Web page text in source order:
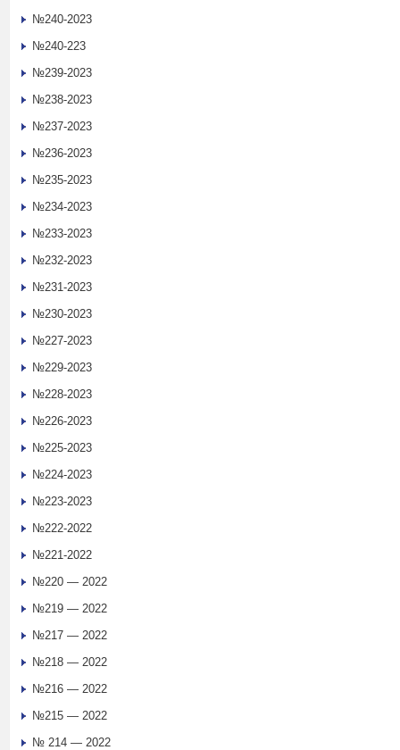
№240-2023
№240-223
№239-2023
№238-2023
№237-2023
№236-2023
№235-2023
№234-2023
№233-2023
№232-2023
№231-2023
№230-2023
№227-2023
№229-2023
№228-2023
№226-2023
№225-2023
№224-2023
№223-2023
№222-2022
№221-2022
№220 — 2022
№219 — 2022
№217 — 2022
№218 — 2022
№216 — 2022
№215 — 2022
№ 214 — 2022